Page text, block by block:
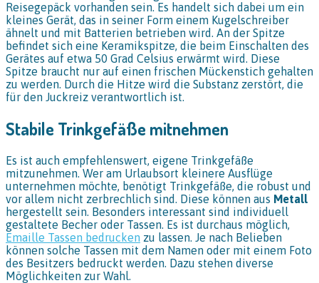
Reisegepäck vorhanden sein. Es handelt sich dabei um ein
kleines Gerät, das in seiner Form einem Kugelschreiber
ähnelt und mit Batterien betrieben wird. An der Spitze
befindet sich eine Keramikspitze, die beim Einschalten des
Gerätes auf etwa 50 Grad Celsius erwärmt wird. Diese
Spitze braucht nur auf einen frischen Mückenstich gehalten
zu werden. Durch die Hitze wird die Substanz zerstört, die
für den Juckreiz verantwortlich ist.
Stabile Trinkgefäße mitnehmen
Es ist auch empfehlenswert, eigene Trinkgefäße
mitzunehmen. Wer am Urlaubsort kleinere Ausflüge
unternehmen möchte, benötigt Trinkgefäße, die robust und
vor allem nicht zerbrechlich sind. Diese können aus Metall
hergestellt sein. Besonders interessant sind individuell
gestaltete Becher oder Tassen. Es ist durchaus möglich,
Emaille Tassen bedrucken zu lassen. Je nach Belieben
können solche Tassen mit dem Namen oder mit einem Foto
des Besitzers bedruckt werden. Dazu stehen diverse
Möglichkeiten zur Wahl.